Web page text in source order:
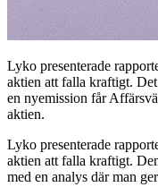
Lyko presenterade
aktien att falla kraftigt.
en nyemission får
aktien.
Lyko presenterade
aktien att falla kraftigt.
med en analys där man